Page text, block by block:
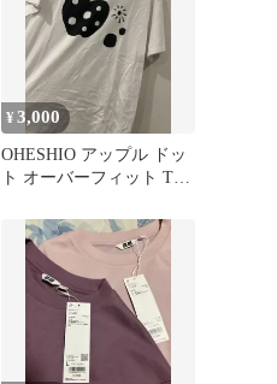
¥3,000
OHESHIO アップル ドッ
ト オーバーフィット Tシ